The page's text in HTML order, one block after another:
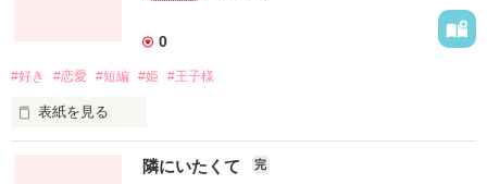
0
#好き #恋愛 #短編 #姫 #王子様
表紙を見る
面接にことごとく失敗ばかりしている就活生の結は、色んな事
をすぐに妄想しちゃう妄想女子
隣にいたくて 完